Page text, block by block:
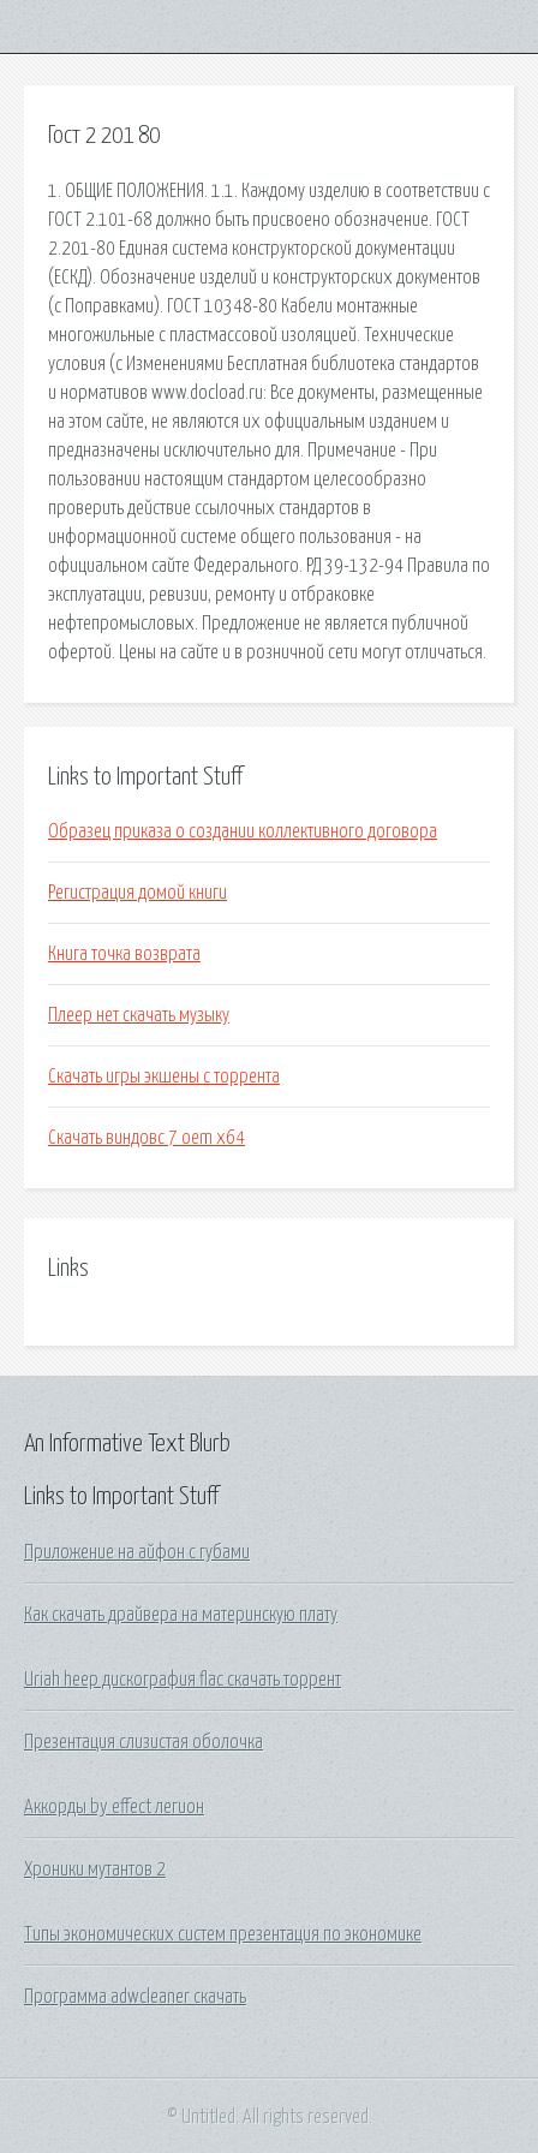
Гост 2 201 80
1. ОБЩИЕ ПОЛОЖЕНИЯ. 1.1. Каждому изделию в соответствии с
ГОСТ 2.101-68 должно быть присвоено обозначение. ГОСТ
2.201-80 Единая система конструкторской документации
(ЕСКД). Обозначение изделий и конструкторских документов
(с Поправками). ГОСТ 10348-80 Кабели монтажные
многожильные с пластмассовой изоляцией. Технические
условия (с Изменениями Бесплатная библиотека стандартов
и нормативов www.docload.ru: Все документы, размещенные
на этом сайте, не являются их официальным изданием и
предназначены исключительно для. Примечание - При
пользовании настоящим стандартом целесообразно
проверить действие ссылочных стандартов в
информационной системе общего пользования - на
официальном сайте Федерального. РД 39-132-94 Правила по
эксплуатации, ревизии, ремонту и отбраковке
нефтепромысловых. Предложение не является публичной
офертой. Цены на сайте и в розничной сети могут отличаться.
Links to Important Stuff
Образец приказа о создании коллективного договора
Регистрация домой книги
Книга точка возврата
Плеер нет скачать музыку
Скачать игры экшены с торрента
Скачать виндовс 7 oem x64
Links
Links to Important Stuff
Приложение на айфон с губами
Как скачать драйвера на материнскую плату
Uriah heep дискография flac скачать торрент
Презентация слизистая оболочка
Аккорды by effect легион
Хроники мутантов 2
Типы экономических систем презентация по экономике
Программа adwcleaner скачать
An Informative Text Blurb
© Untitled. All rights reserved.